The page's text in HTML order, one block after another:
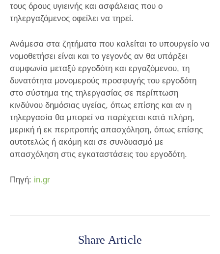
τους όρους υγιεινής και ασφάλειας που ο
τηλεργαζόμενος οφείλει να τηρεί.
Ανάμεσα στα ζητήματα που καλείται το υπουργείο να
νομοθετήσει είναι και το γεγονός αν θα υπάρξει
συμφωνία μεταξύ εργοδότη και εργαζόμενου, τη
δυνατότητα μονομερούς προσφυγής του εργοδότη
στο σύστημα της τηλεργασίας σε περίπτωση
κινδύνου δημόσιας υγείας, όπως επίσης και αν η
τηλεργασία θα μπορεί να παρέχεται κατά πλήρη,
μερική ή εκ περιτροπής απασχόληση, όπως επίσης
αυτοτελώς ή ακόμη και σε συνδυασμό με
απασχόληση στις εγκαταστάσεις του εργοδότη.
Πηγή: in.gr
Share Article